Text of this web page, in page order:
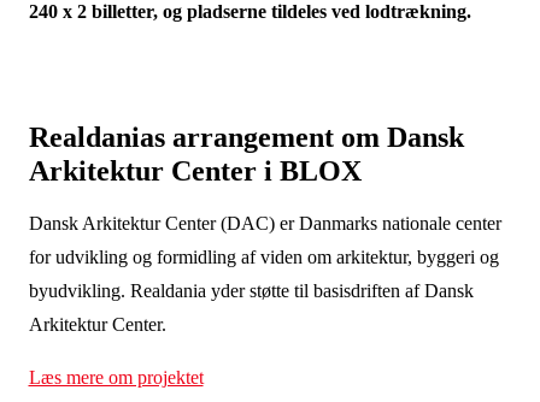
240 x 2 billetter, og pladserne tildeles ved lodtrækning.
Realdanias arrangement om Dansk
Arkitektur Center i BLOX
Dansk Arkitektur Center (DAC) er Danmarks nationale center
for udvikling og formidling af viden om arkitektur, byggeri og
byudvikling. Realdania yder støtte til basisdriften af Dansk
Arkitektur Center.
Læs mere om projektet